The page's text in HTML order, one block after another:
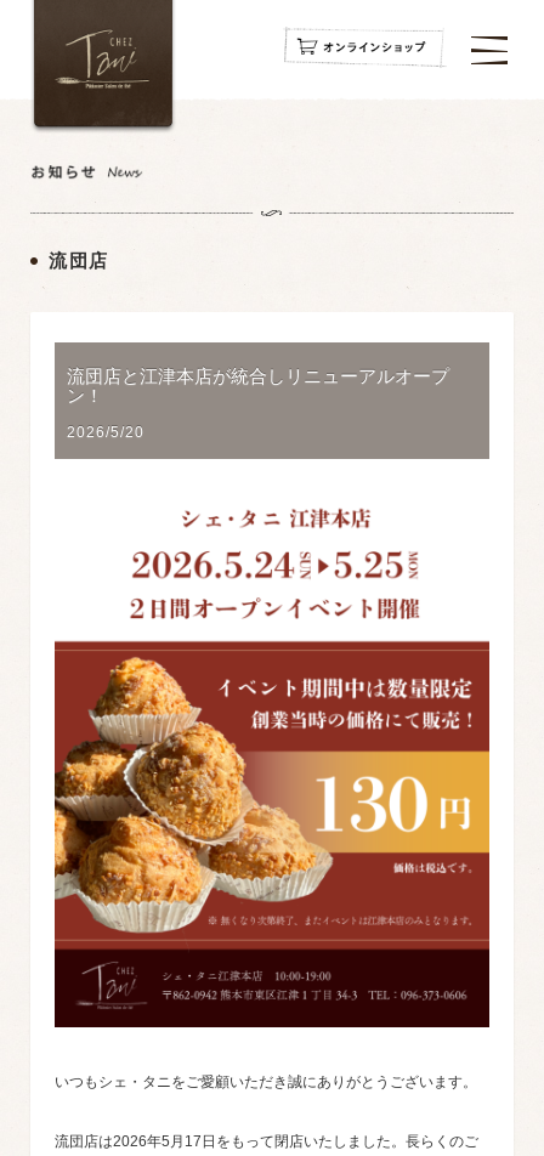
navigation
navigation
navigation
流団店
流団店と江津本店が統合しリニューアルオープ
ン！
2026/5/20
いつもシェ・タニをご愛顧いただき誠にありがとうございます。
流団店は2026年5月17日をもって閉店いたしました。長らくのご